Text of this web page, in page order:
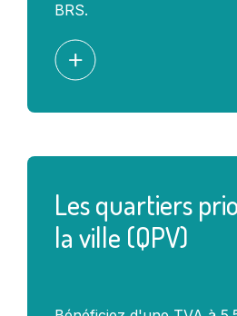
BRS.
Les quartiers
la ville (QPV)